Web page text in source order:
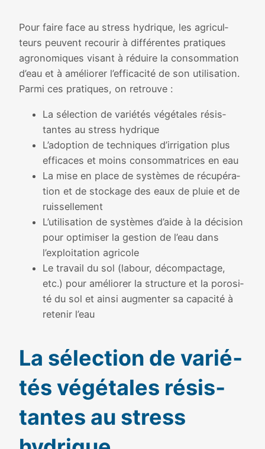
Pour faire face au stress hydrique, les agri­cul­
teurs peuvent recou­rir à dif­fé­rentes pra­tiques
agro­no­miques visant à réduire la consom­ma­tion
d’eau et à amé­lio­rer l’efficacité de son uti­li­sa­tion.
Parmi ces pra­tiques, on retrouve :
La sélec­tion de varié­tés végé­tales résis­
tantes au stress hydrique
L’adoption de tech­niques d’irrigation plus
effi­caces et moins consom­ma­trices en eau
La mise en place de sys­tèmes de récu­pé­ra­
tion et de sto­ckage des eaux de pluie et de
ruis­sel­le­ment
L’utilisation de sys­tèmes d’aide à la déci­sion
pour opti­mi­ser la ges­tion de l’eau dans
l’exploitation agri­cole
Le tra­vail du sol (labour, décom­pac­tage,
etc.) pour amé­lio­rer la struc­ture et la poro­si­
té du sol et ain­si aug­men­ter sa capa­ci­té à
rete­nir l’eau
La sélec­tion de varié­
tés végé­tales résis­
tantes au stress